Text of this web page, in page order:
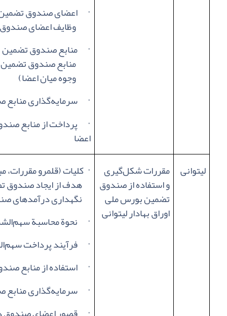
· اعضای صندوق
وظایف اعضای
· منابع صندوق تضمین
منابع صندوق
وجوه میان اعضا)
· سرمایه‌گذاری
· پرداخت از منابع
اعضا
لیتوانی مقررات شکل‌گیری
و استفاده از صندوق
تضمین بورس ملی
اوراق بهادار لیتوانی
· کلیات (قلمرو مقررات،
هدف از ایجاد صندوق
نگهداری درآمدهای
·
نحوة محاسبة
· فرآیند پرداخت
· استفاده از منابع
· سرمایه‌گذاری